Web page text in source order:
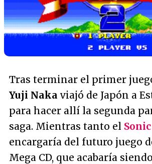
Tras terminar el primer
Yuji Naka viajó de Japón a
para hacer allí la segunda
saga. Mientras tanto el
encargaría del futuro juego
Mega CD, que acabaría